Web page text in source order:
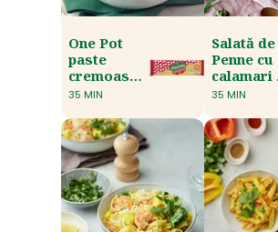
One Pot
paste
cremoase
cu spanac
35 MIN
Salată de
Penne cu
calamari
inimă de
35 MIN